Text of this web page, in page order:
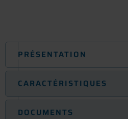
PRÉSENTATION
CARACTÉRISTIQUES
DOCUMENTS